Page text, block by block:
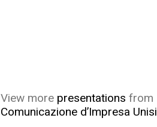
View more presentations from
Comunicazione d’Impresa Unisi